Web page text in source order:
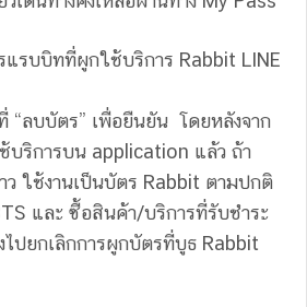
รบบิทที่ผูกใช้บริการ Rabbit LINE
“ลบบัตร” เพื่อยืนยัน โดยหลังจาก
บริการบน application แล้ว ถ้า
ว ใช้งานเป็นบัตร Rabbit ตามปกติ
และ ซื้อสินค้า/บริการที่รับชำระ
ปยกเลิกการผูกบัตรที่บูธ Rabbit